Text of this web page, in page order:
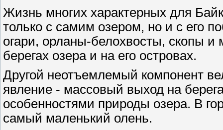
Жизнь многих характерных для
только с самим озером, но и с его
огари, орланы-белохвосты, скопы и
берегах озера и на его островах.
Другой неотъемлемый компонент
явление - массовый выход на
особенностями природы озера. В
самый маленький олень.